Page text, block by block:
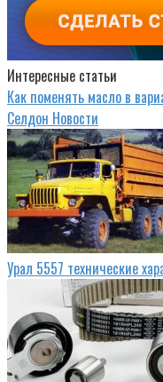
Интересные статьи
Как поменять масло в
Селдон Новости
Урал 5557 технические